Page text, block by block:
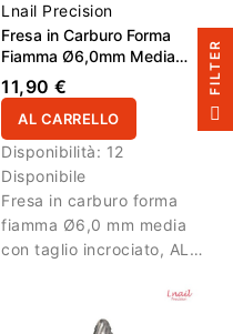
Lnail Precision
Fresa in Carburo Forma
Fiamma Ø6,0mm Media
Taglio Incrociato LL
16,0mm L/R
11,90 €
AL CARRELLO
Disponibilità: 12
Disponibile
Fresa in carburo forma
fiamma Ø6,0 mm media
con taglio incrociato, AL
controllata del materiale.
R